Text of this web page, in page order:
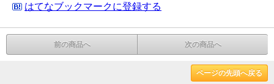
はてなブックマークに登録する
前の商品へ 次の商品へ
ページの先頭へ戻る